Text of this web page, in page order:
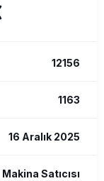
12156
1163
16 Aralık 2025
Makina Satıcısı